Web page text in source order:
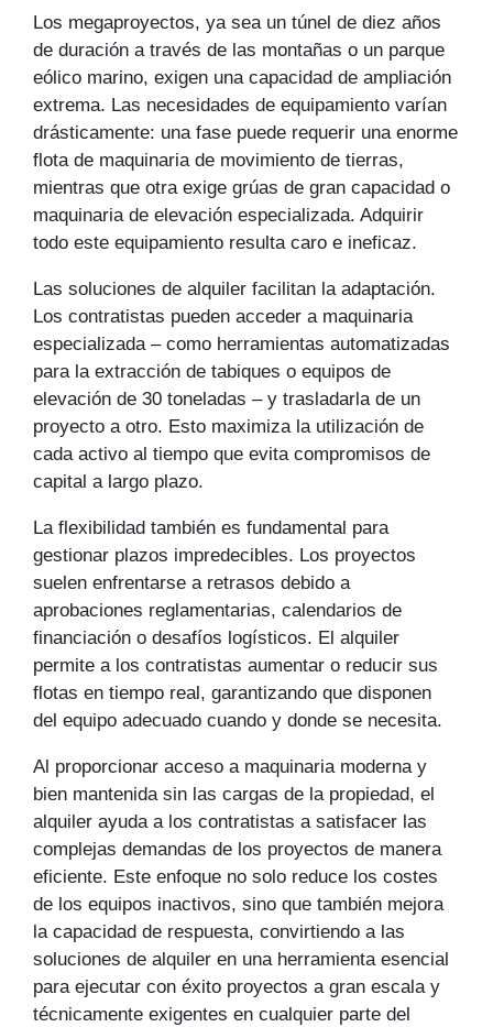
Los megaproyectos, ya sea un túnel de diez años
de duración a través de las montañas o un parque
eólico marino, exigen una capacidad de ampliación
extrema. Las necesidades de equipamiento varían
drásticamente: una fase puede requerir una enorme
flota de maquinaria de movimiento de tierras,
mientras que otra exige grúas de gran capacidad o
maquinaria de elevación especializada. Adquirir
todo este equipamiento resulta caro e ineficaz.
Las soluciones de alquiler facilitan la adaptación.
Los contratistas pueden acceder a maquinaria
especializada – como herramientas automatizadas
para la extracción de tabiques o equipos de
elevación de 30 toneladas – y trasladarla de un
proyecto a otro. Esto maximiza la utilización de
cada activo al tiempo que evita compromisos de
capital a largo plazo.
La flexibilidad también es fundamental para
gestionar plazos impredecibles. Los proyectos
suelen enfrentarse a retrasos debido a
aprobaciones reglamentarias, calendarios de
financiación o desafíos logísticos. El alquiler
permite a los contratistas aumentar o reducir sus
flotas en tiempo real, garantizando que disponen
del equipo adecuado cuando y donde se necesita.
Al proporcionar acceso a maquinaria moderna y
bien mantenida sin las cargas de la propiedad, el
alquiler ayuda a los contratistas a satisfacer las
complejas demandas de los proyectos de manera
eficiente. Este enfoque no solo reduce los costes
de los equipos inactivos, sino que también mejora
la capacidad de respuesta, convirtiendo a las
soluciones de alquiler en una herramienta esencial
para ejecutar con éxito proyectos a gran escala y
técnicamente exigentes en cualquier parte del